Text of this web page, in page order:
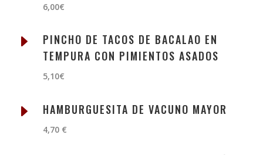
6,00€
E
PINCHO DE TACOS DE BACALAO EN
TEMPURA CON PIMIENTOS ASADOS
5,10€
E HAMBURGUESITA DE VACUNO MAYOR
4,70 €